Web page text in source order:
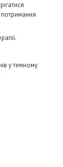
у темному